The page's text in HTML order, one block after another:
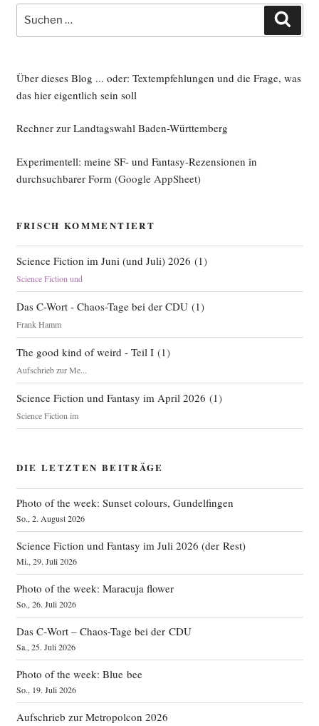
Suche
nach:
Über dieses Blog ... oder: Textempfehlungen und die Frage, was
das hier eigentlich sein soll
Rechner zur Landtagswahl Baden-Württemberg
Experimentell: meine SF- und Fantasy-Rezensionen in
durchsuchbarer Form (Google AppSheet)
FRISCH KOMMENTIERT
Science Fiction im Juni (und Juli) 2026 (1)
Science Fiction und
Das C-Wort - Chaos-Tage bei der CDU(1)
Frank Hamm
The good kind of weird - Teil I(1)
Aufschrieb zur Me...
Science Fiction und Fantasy im April 2026 (1)
Science Fiction im
DIE LETZTEN BEITRÄGE
Photo of the week: Sunset colours, Gundelfingen
So., 2. August 2026
Science Fiction und Fantasy im Juli 2026 (der Rest)
Mi., 29. Juli 2026
Photo of the week: Maracuja flower
So., 26. Juli 2026
Das C‑Wort – Chaos-Tage bei der CDU
Sa., 25. Juli 2026
Photo of the week: Blue bee
So., 19. Juli 2026
Aufschrieb zur Metropolcon 2026